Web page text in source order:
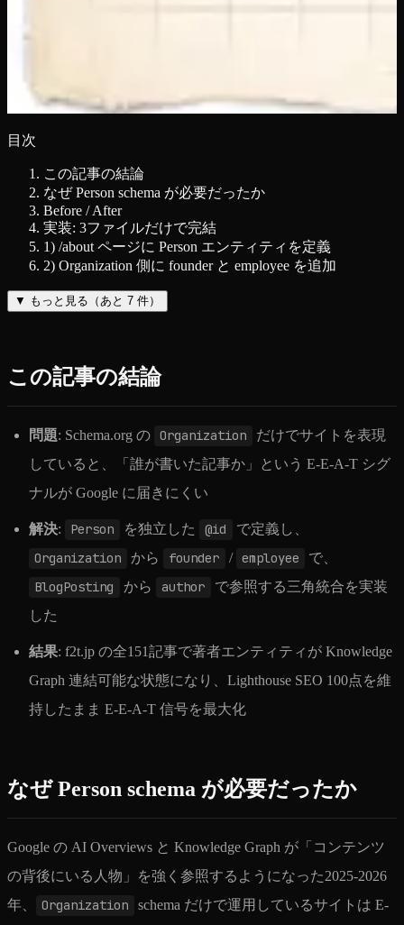
目次
この記事の結論
なぜ Person schema が必要だったか
Before / After
実装: 3ファイルだけで完結
1) /about ページに Person エンティティを定義
2) Organization 側に founder と employee を追加
▼ もっと見る（あと 7 件）
この記事の結論
問題: Schema.org の Organization
だけでサイトを表現
していると、「誰が書いた記事か」という E-E-A-T シグ
ナルが Google に届きにくい
解決: Person を独立した @id で定義し、
Organization から founder / employee で、
BlogPosting から author
で参照する三角統合を実装
した
結果: f2t.jp の全151記事で著者エンティティが Knowledge
Graph 連結可能な状態になり、Lighthouse SEO 100点を維
持したまま E-E-A-T 信号を最大化
なぜ Person schema が必要だったか
Google の AI Overviews と Knowledge Graph が「コンテンツ
の背後にいる人物」を強く参照するようになった2025-2026
年、
Organization schema だけで運用しているサイトは E-